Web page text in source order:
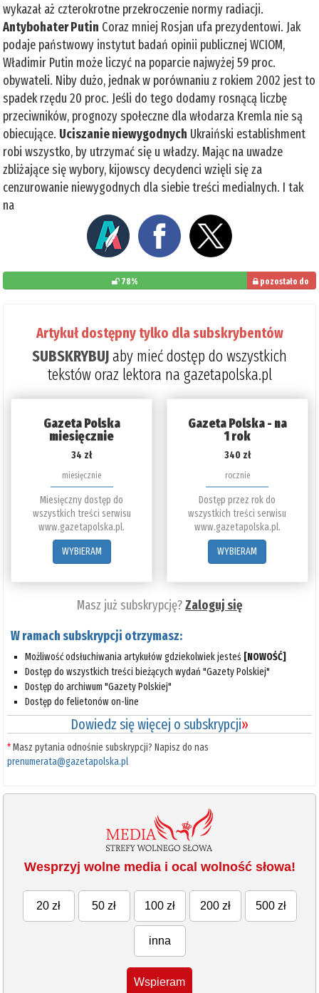
wykazał aż czterokrotne przekroczenie normy radiacji.
Antybohater Putin Coraz mniej Rosjan ufa prezydentowi. Jak
podaje państwowy instytut badań opinii publicznej WCIOM,
Władimir Putin może liczyć na poparcie najwyżej 59 proc.
obywateli. Niby dużo, jednak w porównaniu z rokiem 2002 jest to
spadek rzędu 20 proc. Jeśli do tego dodamy rosnącą liczbę
przeciwników, prognozy społeczne dla włodarza Kremla nie są
obiecujące. Uciszanie niewygodnych Ukraiński establishment
robi wszystko, by utrzymać się u władzy. Mając na uwadze
zbliżające się wybory, kijowscy decydenci wzięli się za
cenzurowanie niewygodnych dla siebie treści medialnych. I tak
na
78%
pozostało do
Artykuł dostępny tylko dla subskrybentów
SUBSKRYBUJaby mieć dostęp do wszystkich
tekstów oraz lektora na gazetapolska.pl
Gazeta Polska
miesięcznie
34 zł
miesięcznie
Miesięczny dostęp do
wszystkich treści serwisu
www.gazetapolska.pl.
WYBIERAM
Gazeta Polska - na
1 rok
340 zł
rocznie
Dostęp przez rok do
wszystkich treści serwisu
www.gazetapolska.pl.
WYBIERAM
Masz już subskrypcję?Zaloguj się
W ramach subskrypcji otrzymasz:
Możliwość odsłuchiwania artykułów gdziekolwiek jesteś [NOWOŚĆ]
Dostęp do wszystkich treści bieżących wydań "Gazety Polskiej"
Dostęp do archiwum "Gazety Polskiej"
Dostęp do felietonów on-line
Dowiedz się więcej o subskrypcji»
*Masz pytania odnośnie subskrypcji? Napisz do nas
prenumerata@gazetapolska.pl
Wesprzyj wolne media i ocal wolność słowa!
20 zł 50 zł 100 zł 200 zł 500 zł
inna
Wspieram